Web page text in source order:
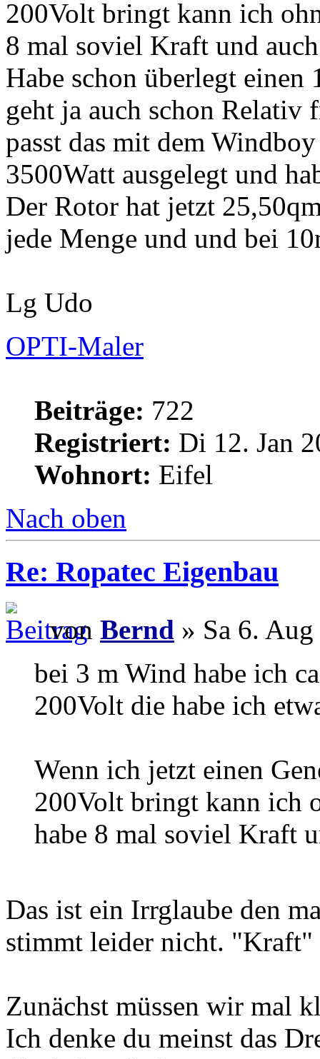
200Volt bringt kann ich
8 mal soviel Kraft und
Habe schon überlegt
geht ja auch schon Relativ
passt das mit dem
3500Watt ausgelegt und
Der Rotor hat jetzt
jede Menge und und bei
Lg Udo
OPTI-Maler
Beiträge: 722
Registriert: Di 12. Jan
Wohnort: Eifel
Nach oben
Re: Ropatec Eigenbau
von Bernd » Sa 6.
bei 3 m Wind habe ich
200Volt die habe ich
Wenn ich jetzt einen
200Volt bringt kann ich
habe 8 mal soviel Kraft
Das ist ein Irrglaube den
stimmt leider nicht.
Zunächst müssen wir mal
Ich denke du meinst das